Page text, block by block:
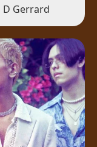
D Gerrard